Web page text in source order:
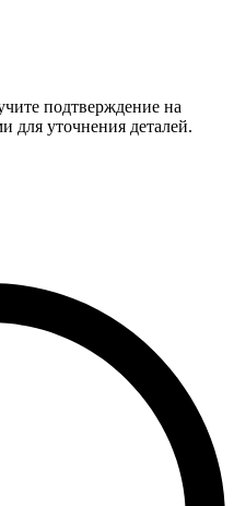
подтверждение на
для уточнения деталей.